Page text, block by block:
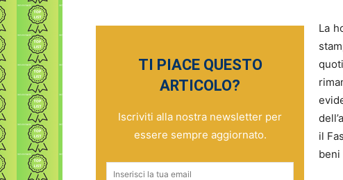
TI PIACE QUESTO
ARTICOLO?
Iscriviti alla nostra newsletter per
essere sempre aggiornato.
La
il
beni